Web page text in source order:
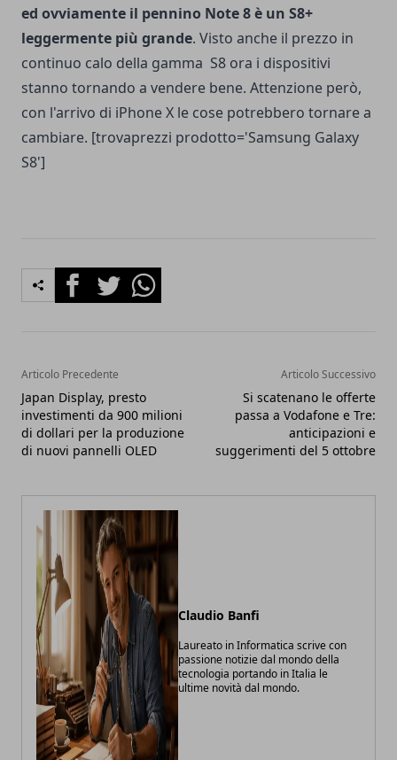
ed ovviamente il pennino Note 8è un S8+
leggermente più grande. Visto anche il prezzo in
continuo calo della gamma S8 ora i dispositivi
stanno tornando a vendere bene. Attenzione però,
con l'arrivo di iPhone X le cose potrebbero tornare a
cambiare. [trovaprezzi prodotto='Samsung Galaxy
S8']
FacebookTwitterWhatsapp
Articolo Precedente
Japan Display, presto
investimenti da 900 milioni
di dollari per la produzione
di nuovi pannelli OLED
Articolo Successivo
Si scatenano le offerte
passa a Vodafone e Tre:
anticipazioni e
suggerimenti del 5 ottobre
Claudio Banfi
Laureato in Informatica scrive con
passione notizie dal mondo della
tecnologia portando in Italia le
ultime novità dal mondo.